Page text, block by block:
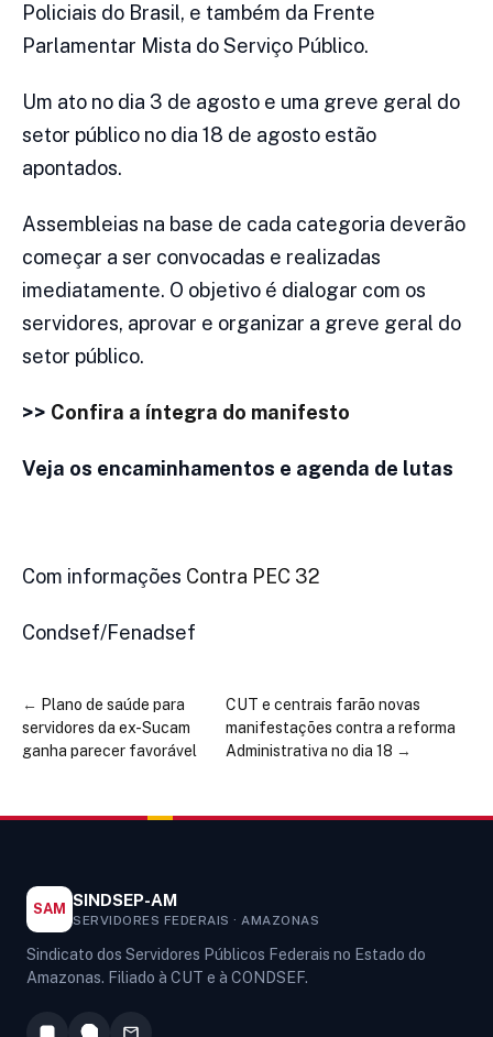
Policiais do Brasil, e também da Frente
Parlamentar Mista do Serviço Público.
Um ato no dia 3 de agosto e uma greve geral do
setor público no dia 18 de agosto estão
apontados.
Assembleias na base de cada categoria deverão
começar a ser convocadas e realizadas
imediatamente. O objetivo é dialogar com os
servidores, aprovar e organizar a greve geral do
setor público.
>> Confira a íntegra do manifesto
Veja os encaminhamentos e agenda de lutas
Com informações Contra PEC 32
Condsef/Fenadsef
← Plano de saúde para
servidores da ex-Sucam
ganha parecer favorável
CUT e centrais farão novas
manifestações contra a reforma
Administrativa no dia 18 →
SAM SINDSEP-AM
SERVIDORES FEDERAIS · AMAZONAS
Sindicato dos Servidores Públicos Federais no Estado do
Amazonas. Filiado à CUT e à CONDSEF.